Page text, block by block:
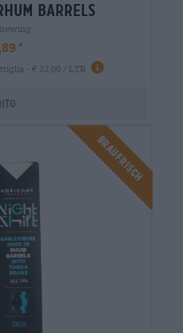
barrels
- € 33,00 / LTR
Braufrisch